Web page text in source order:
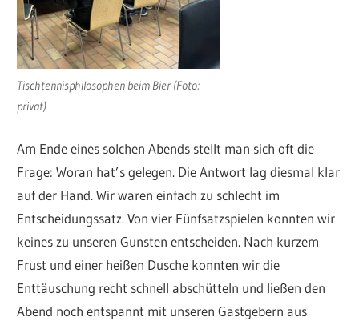
Tischtennisphilosophen beim Bier (Foto:
privat)
Am Ende eines solchen Abends stellt man sich oft die
Frage: Woran hat’s gelegen. Die Antwort lag diesmal klar
auf der Hand. Wir waren einfach zu schlecht im
Entscheidungssatz. Von vier Fünfsatzspielen konnten wir
keines zu unseren Gunsten entscheiden. Nach kurzem
Frust und einer heißen Dusche konnten wir die
Enttäuschung recht schnell abschütteln und ließen den
Abend noch entspannt mit unseren Gastgebern aus